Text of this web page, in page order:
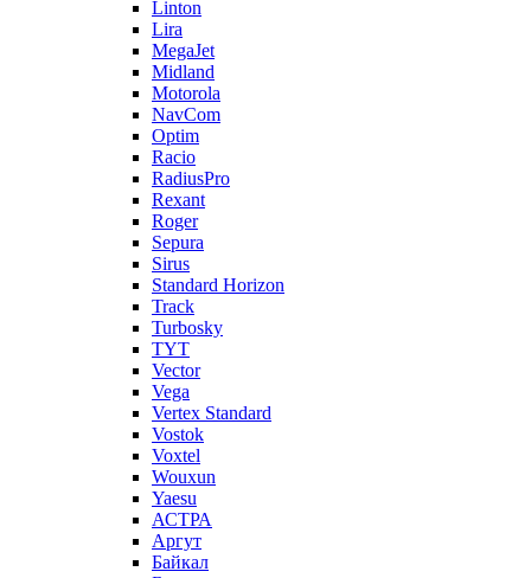
Linton
Lira
MegaJet
Midland
Motorola
NavCom
Optim
Racio
RadiusPro
Rexant
Roger
Sepura
Sirus
Standard Horizon
Track
Turbosky
TYT
Vector
Vega
Vertex Standard
Vostok
Voxtel
Wouxun
Yaesu
АСТРА
Аргут
Байкал